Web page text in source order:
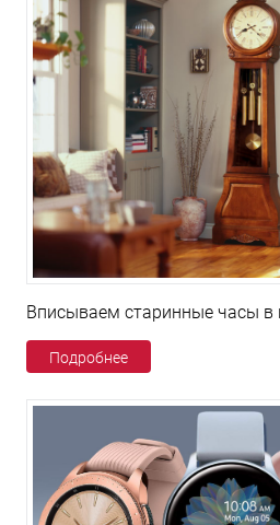
Вписываем старинные часы в
Подробнее